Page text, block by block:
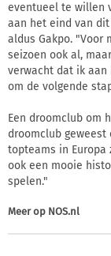
eventueel te willen
aan het eind van
aldus Gakpo. "Voor
seizoen ook al,
verwacht dat ik
om de volgende
Een droomclub om
droomclub
topteams in
ook een mooie
spelen."
Meer op NOS.nl